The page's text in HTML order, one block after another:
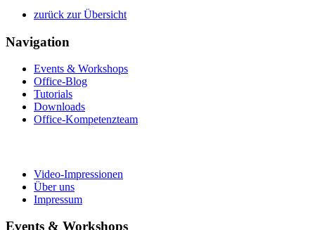
zurück zur Übersicht
Navigation
Events & Workshops
Office-Blog
Tutorials
Downloads
Office-Kompetenzteam
Video-Impressionen
Über uns
Impressum
Events & Workshops